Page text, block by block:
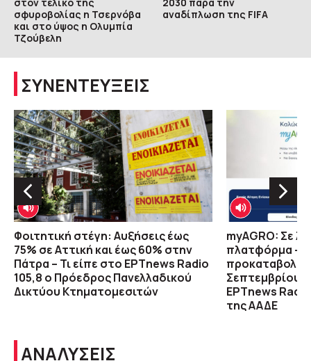
σφυροβολίας η Τσερνόβα
και στο ύψος η Ολυμπία
Τζούβελη
αναδίπλωση της FIFA
ΣΥΝΕΝΤΕΥΞΕΙΣ
Φοιτητική στέγη: Αυξήσεις έως
75% σε Αττική και έως 60% στην
Πάτρα – Τι είπε στο ΕΡΤnews Radio
105,8 ο Πρόεδρος Πανελλαδικού
Δικτύου Κτηματομεσιτών
myAGRO: Σε
πλατφόρμα –
προκαταβολές
Σεπτεμβρίου
ΕΡΤnews
της ΑΑΔΕ
ΑΝΑΛΥΣΕΙΣ